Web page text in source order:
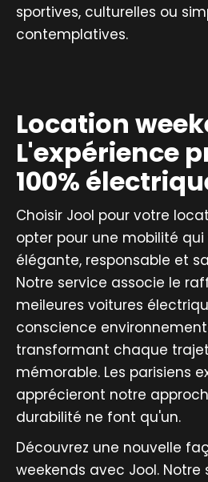
sportives, culturelles ou
contemplatives.
Location
L'expérience
100%
Choisir Jool pour votre
opter pour une mobilité qui
élégante, responsable et
Notre service associe le
meileures voitures
conscience
transformant chaque
mémorable. Les parisiens
apprécieront notre
durabilité ne font qu'un.
Découvrez une nouvelle
weekends avec Jool.